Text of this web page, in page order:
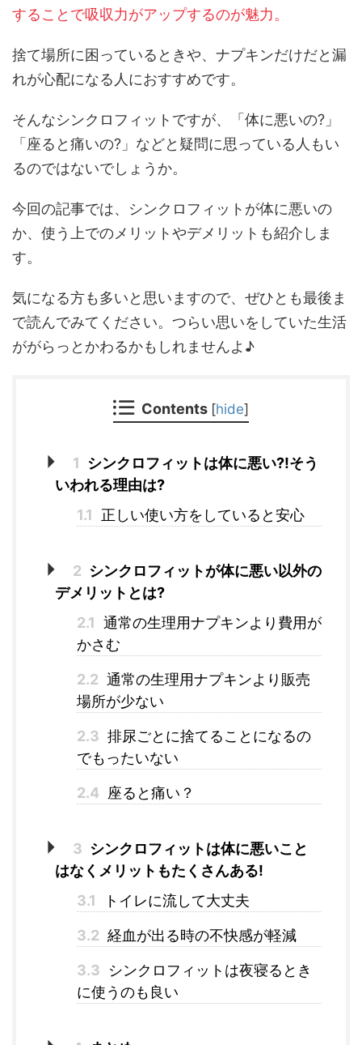
することで吸収力がアップするのが魅力。
捨て場所に困っているときや、ナプキンだけだと漏
れが心配になる人におすすめです。
そんなシンクロフィットですが、「体に悪いの?」
「座ると痛いの?」などと疑問に思っている人もい
るのではないでしょうか。
今回の記事では、シンクロフィットが体に悪いの
か、使う上でのメリットやデメリットも紹介しま
す。
気になる方も多いと思いますので、ぜひとも最後ま
で読んでみてください。つらい思いをしていた生活
ががらっとかわるかもしれませんよ♪
Contents [hide]
1 シンクロフィットは体に悪い?!そう
いわれる理由は?
1.1
正しい使い方をしていると安心
2 シンクロフィットが体に悪い以外の
デメリットとは?
2.1 通常の生理用ナプキンより費用が
かさむ
2.2 通常の生理用ナプキンより販売
場所が少ない
2.3 排尿ごとに捨てることになるの
でもったいない
2.4 座ると痛い？
3 シンクロフィットは体に悪いこと
はなくメリットもたくさんある!
3.1
トイレに流して大丈夫
3.2 経血が出る時の不快感が軽減
3.3
シンクロフィットは夜寝るとき
に使うのも良い